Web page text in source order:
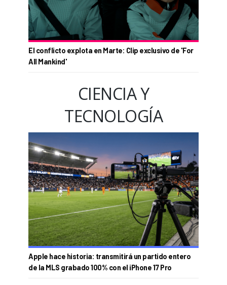
El conflicto explota en Marte: Clip exclusivo de 'For
All Mankind'
CIENCIA Y
TECNOLOGÍA
Apple hace historia: transmitirá un partido entero
de la MLS grabado 100% con el iPhone 17 Pro